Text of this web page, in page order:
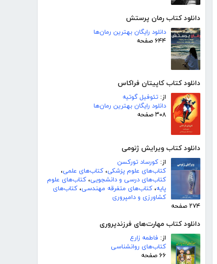
دانلود کتاب رمان پرستش
دانلود رایگان بهترین رمان‌ها
۶۴۴ صفحه
دانلود کتاب کاپیتان فراکاس
از: تئوفیل گوتیه
دانلود رایگان بهترین رمان‌ها
۳۰۸ صفحه
دانلود کتاب ویرایش ژنومی
از: کورساد تورکسن
کتاب‌های علوم پزشکی، کتاب‌های علمی،
کتاب‌های درسی و دانشجویی، کتاب‌های علوم
پایه، کتاب‌های متفرقه مهندسی، کتاب‌های
کشاورزی و دامپروری
۲۷۴ صفحه
دانلود کتاب مهارت‌های فرزندپروری
از: فاطمه زارع
کتاب‌های روانشناسی
۶۶ صفحه